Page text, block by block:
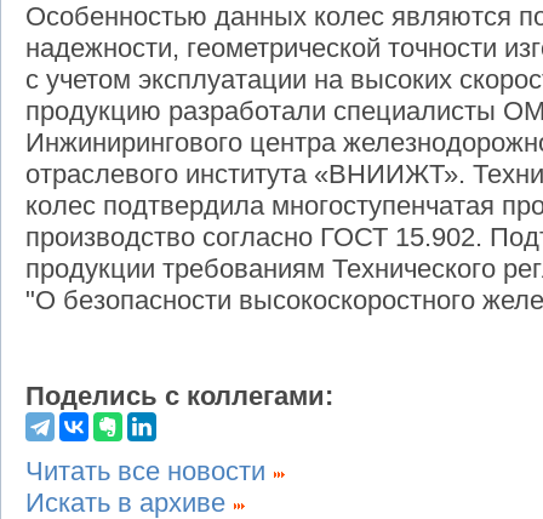
Особенностью данных колес являются
надежности, геометрической точности
с учетом эксплуатации на высоких
продукцию разработали специалисты
Инжинирингового центра
отраслевого института «ВНИИЖТ».
колес подтвердила многоступенчатая
производство согласно ГОСТ 15.902.
продукции требованиям Технического
"О безопасности высокоскоростного
Поделись с коллегами:
Читать все новости
Искать в архиве